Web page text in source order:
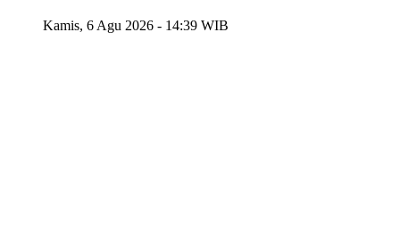
Kamis, 6 Agu 2026 - 14:39 WIB